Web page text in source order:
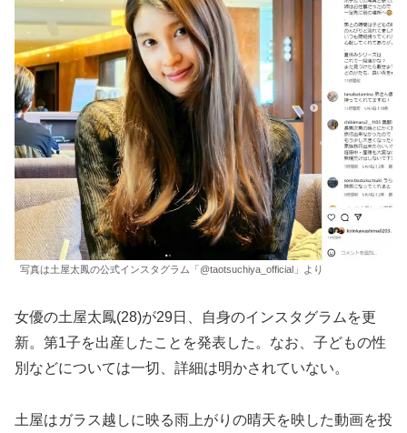
写真は土屋太鳳の公式インスタグラム「@taotsuchiya_official」より
女優の土屋太鳳(28)が29日、自身のインスタグラムを更
新。第1子を出産したことを発表した。なお、子どもの性
別などについては一切、詳細は明かされていない。
土屋はガラス越しに映る雨上がりの晴天を映した動画を投